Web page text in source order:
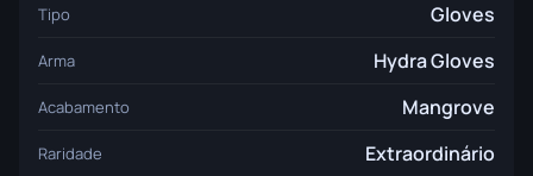
Tipo Gloves
Arma Hydra Gloves
Acabamento Mangrove
Raridade Extraordinário